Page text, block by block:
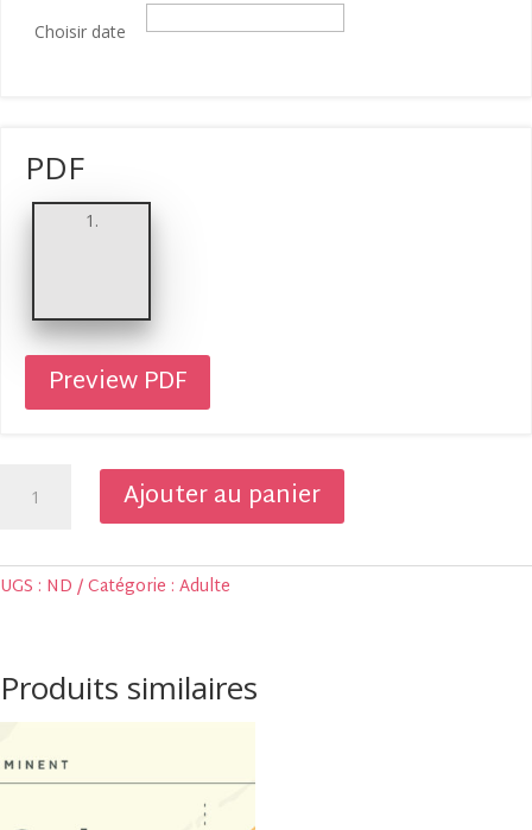
Choisir date
PDF
Preview PDF
cours
Ajouter au panier
UGS : ND Catégorie : Adulte
Produits similaires